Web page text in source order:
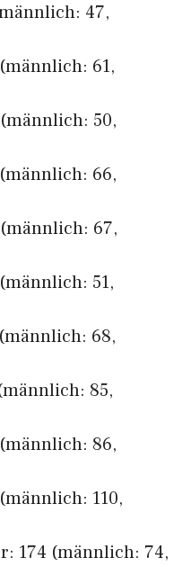
47,
61,
50,
66,
67,
51,
68,
85,
86,
110,
174 (männlich: 74,